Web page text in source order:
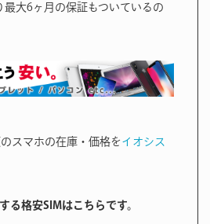
最大6ヶ月の保証もついているの
スマホの在庫・価格を イオシス
る格安SIMはこちらです。